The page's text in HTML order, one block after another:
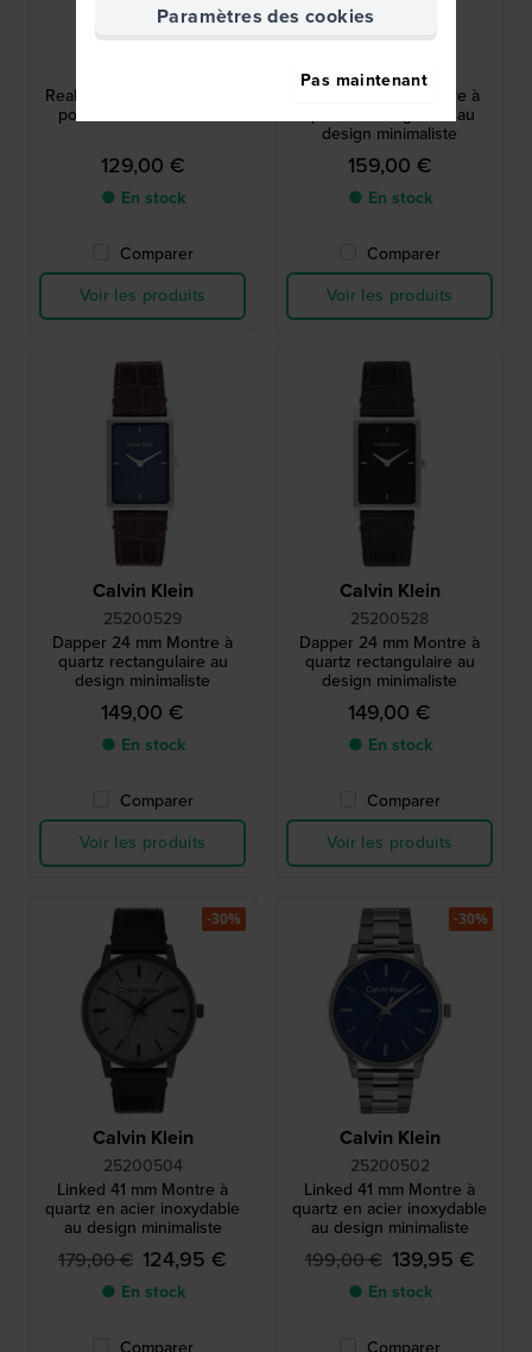
Calvin Klein
Real 42 mm Montre quartz
pour hommes en acier.
129,00 €
● En stock
Comparer
Voir les produits
Calvin Klein
25200531
Dapper 24 mm Montre à
quartz rectangulaire au
design minimaliste
159,00 €
● En stock
Comparer
Voir les produits
Calvin Klein
25200529
Dapper 24 mm Montre à
quartz rectangulaire au
design minimaliste
149,00 €
● En stock
Comparer
Voir les produits
Calvin Klein
25200528
Dapper 24 mm Montre à
quartz rectangulaire au
design minimaliste
149,00 €
● En stock
Comparer
Voir les produits
Calvin Klein
25200504
Linked 41 mm Montre à
quartz en acier inoxydable
au design minimaliste
179,00 € 124,95 €
● En stock
-30%
Calvin Klein
25200502
Linked 41 mm Montre à
quartz en acier inoxydable
au design minimaliste
199,00 € 139,95 €
● En stock
-30%
Paramètres des cookies
Pas maintenant